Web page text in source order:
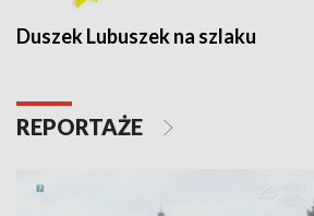
Duszek Lubuszek na szlaku
REPORTAŻE